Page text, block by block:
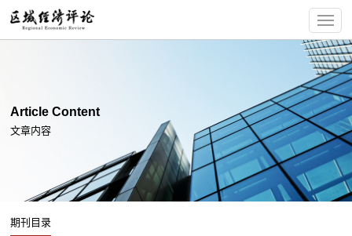
Article Content
文章内容
期刊目录